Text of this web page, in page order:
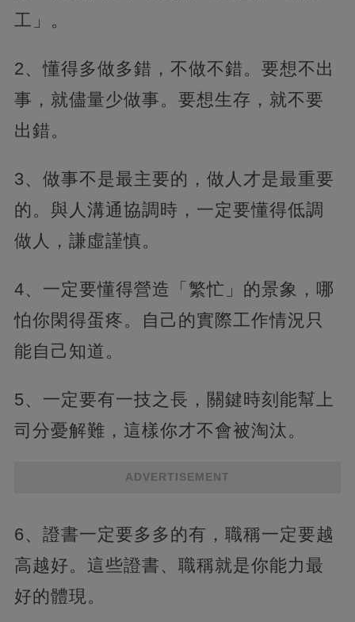
工」。
2、懂得多做多錯，不做不錯。要想不出
事，就儘量少做事。要想生存，就不要
出錯。
3、做事不是最主要的，做人才是最重要
的。與人溝通協調時，一定要懂得低調
做人，謙虛謹慎。
4、一定要懂得營造「繁忙」的景象，哪
怕你閑得蛋疼。自己的實際工作情況只
能自己知道。
5、一定要有一技之長，關鍵時刻能幫上
司分憂解難，這樣你才不會被淘汰。
ADVERTISEMENT
6、證書一定要多多的有，職稱一定要越
高越好。這些證書、職稱就是你能力最
好的體現。